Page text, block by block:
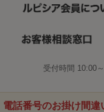
受付時間 10:00
電話番号のお掛け間